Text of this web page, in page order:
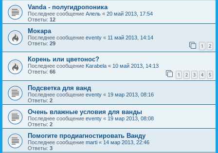
Vanda - полугидропоника
Последнее сообщение Алель « 20 май 2013, 17:54
Ответы: 12
Мокара
Последнее сообщение eventy « 11 май 2013, 14:14
Ответы: 29 1 2
Корень или цветонос?
Последнее сообщение Karabela « 10 май 2013, 14:13
Ответы: 66 1 2 3 4 5
Подсветка для ванд
Последнее сообщение eventy « 19 мар 2013, 08:16
Ответы: 2
Очень влажные условия для ванды
Последнее сообщение eventy « 19 мар 2013, 08:08
Ответы: 2
Помогите продиагностировать Ванду
Последнее сообщение marti « 14 мар 2013, 22:46
Ответы: 3